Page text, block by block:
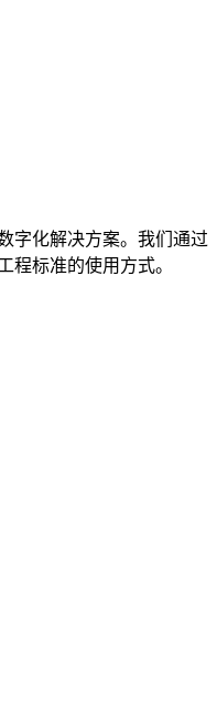
字化解决方案。我们通过
程标准的使用方式。